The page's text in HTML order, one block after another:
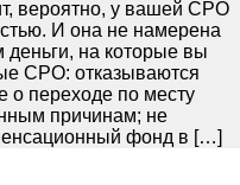
вероятно, у вашей СРО
И она не намерена
деньги, на которые вы
СРО: отказываются
о переходе по месту
причинам; не
фонд в […]